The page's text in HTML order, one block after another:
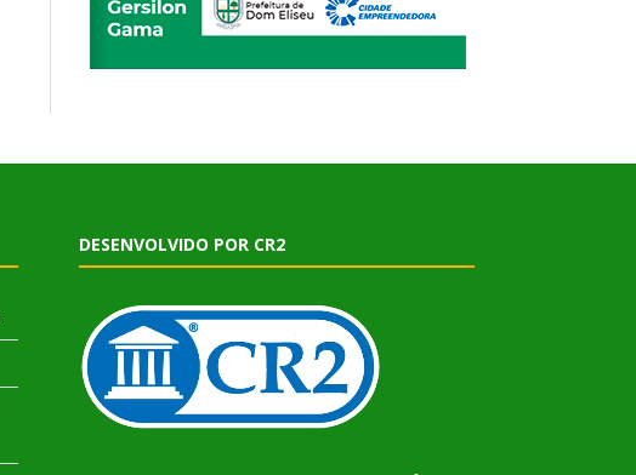
DESENVOLVIDO POR CR2